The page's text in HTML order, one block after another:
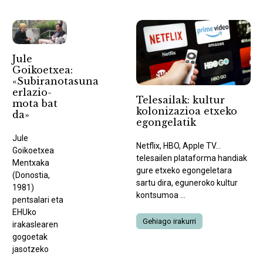
Jule
Goikoetxea:
«Subiranotasuna
erlazio-
mota bat
da»
Jule
Goikoetxea
Mentxaka
(Donostia,
1981)
pentsalari eta
EHUko
irakaslearen
gogoetak
jasotzeko
Telesailak: kultur
kolonizazioa etxeko
egongelatik
Netflix, HBO, Apple TV...
telesailen plataforma handiak
gure etxeko egongeletara
sartu dira, eguneroko kultur
kontsumoa ...
Gehiago irakurri